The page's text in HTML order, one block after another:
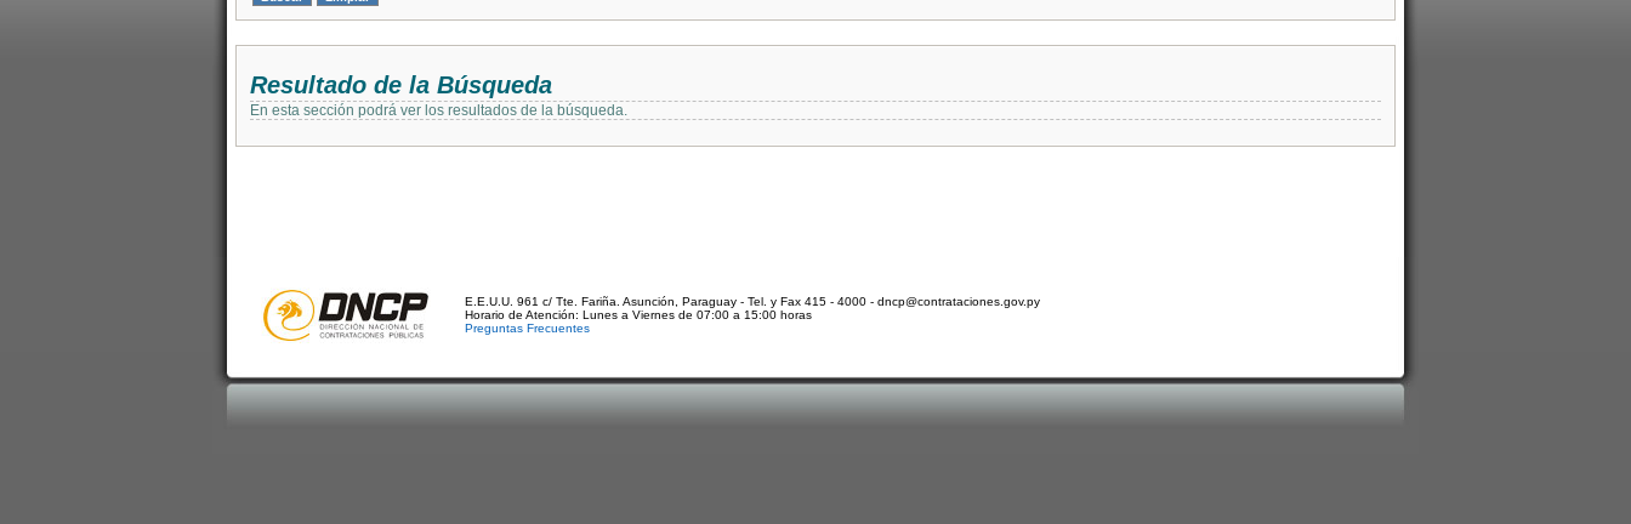
Resultado de la Búsqueda
En esta sección podrá ver los resultados de la búsqueda.
E.E.U.U. 961 c/ Tte. Fariña. Asunción, Paraguay - Tel. y Fax 415 - 4000 - dncp@contrataciones.gov.py
Horario de Atención: Lunes a Viernes de 07:00 a 15:00 horas
Preguntas Frecuentes